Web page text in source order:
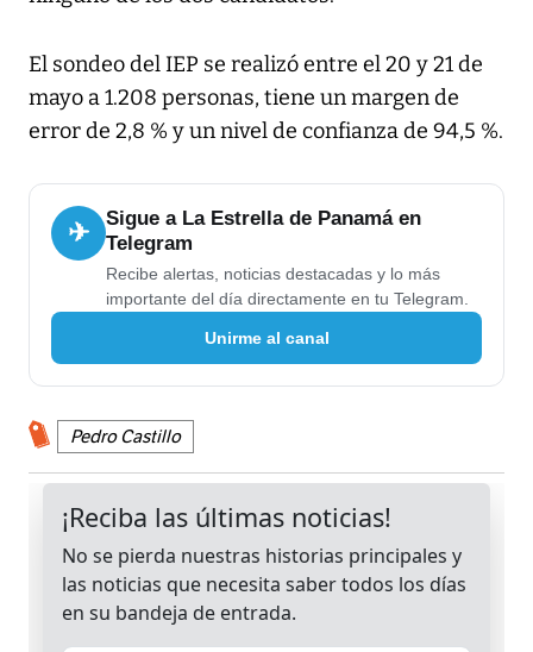
El sondeo del IEP se realizó entre el 20 y 21 de
mayo a 1.208 personas, tiene un margen de
error de 2,8 % y un nivel de confianza de 94,5 %.
✈
Sigue a La Estrella de Panamá en
Telegram
Recibe alertas, noticias destacadas y lo más
importante del día directamente en tu Telegram.
Unirme al canal
Pedro Castillo